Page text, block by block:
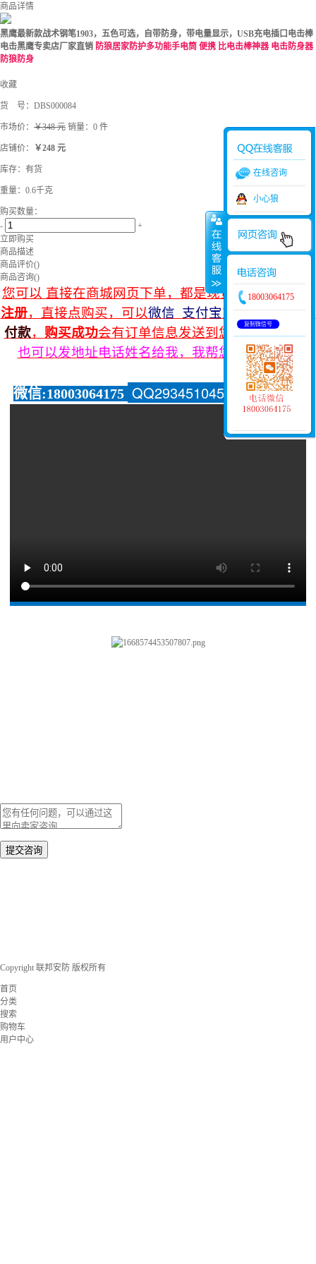
商品详情
黑鹰最新款战术钢笔1903，五色可选，自带防身，带电量显示，USB充电插口电击棒
电击黑鹰专卖店厂家直销 防狼居家防护多功能手电筒 便携 比电击棒神器 电击防身器
防狼防身
收藏
货 号： DBS000084
市场价： ￥348 元 销量：0 件
店铺价： ￥248 元
库存： 有货
重量：0.6千克
购买数量：
-
+
立即购买
商品描述
商品评价()
商品咨询()
您可以 直接在商城网页下单，都是现货当天发，无需
注册，直接点购买，可以微信 支付宝支付也可以货到
付款， 购买成功会有订单信息发送到您的手机上，您
也可以发地址电话姓名给我，我帮您安排发货。
微信:18003064175 QQ2934510459看更多视频
Copyright 联邦安防 版权所有
首页
分类
搜索
购物车
用户中心
在线咨询
小心狼
18003064175
复制微信号